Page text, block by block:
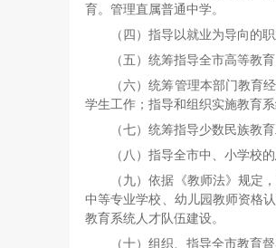
育。管理直属普通中学。
（四）指导以就业为导向的
（五）统筹指导全市高等教
（六）统筹管理本部门教育
学生工作；指导和组织实施教育系
（七）统筹指导少数民族教育
（八）指导全市中、小学校
（九）依据《教师法》规定
中等专业学校、幼儿园教师资格
教育系统人才队伍建设。
（十）组织、指导全市教育督